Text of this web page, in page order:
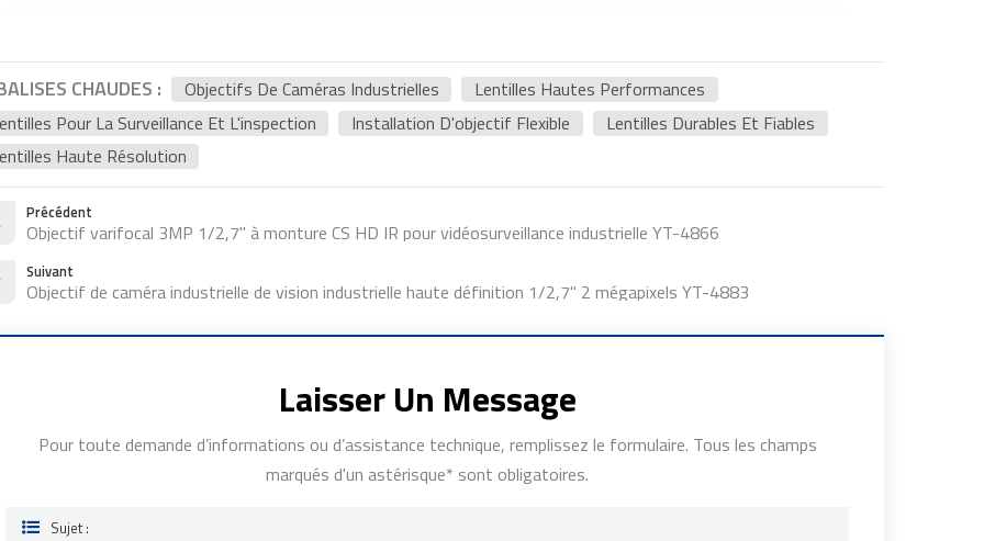
CHAUDES : Objectifs De Caméras Industrielles
Lentilles Hautes Performances
Pour La Surveillance Et L'inspection
Installation D'objectif Flexible
Lentilles Durables Et Fiables
Haute Résolution
Précédent
Objectif varifocal 3MP 1/2,7" à monture CS HD IR pour vidéosurveillance industrielle YT-4866
Suivant
Objectif de caméra industrielle de vision industrielle haute définition 1/2,7" 2 mégapixels YT-4883
Laisser Un Message
Pour toute demande d’informations ou d’assistance technique, remplissez le formulaire. Tous les champs
marqués d'un astérisque* sont obligatoires.
Sujet :